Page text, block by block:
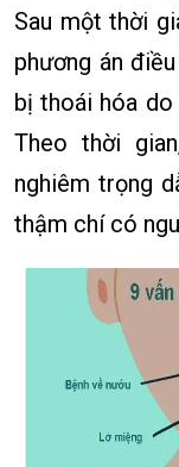
Sau một thời
phương án
bị thoái hóa do
Theo thời
nghiêm trọng
thậm chí có